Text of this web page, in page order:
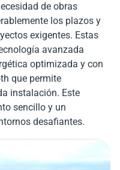
de obras
los plazos y
exigentes. Estas
avanzada
optimizada y con
que permite
instalación. Este
sencillo y un
desafiantes.